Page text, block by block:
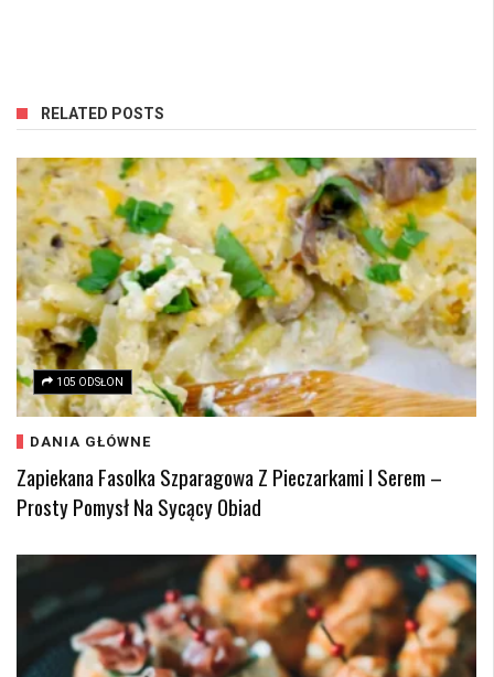
RELATED POSTS
105 ODSŁON
DANIA GŁÓWNE
Zapiekana Fasolka Szparagowa Z Pieczarkami I Serem –
Prosty Pomysł Na Sycący Obiad